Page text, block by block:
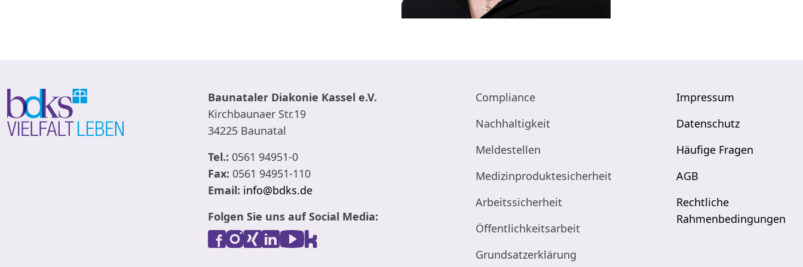
Baunataler Diakonie Kassel e.V.
Kirchbaunaer Str.19
34225 Baunatal
Tel.: 0561 94951-0
Fax: 0561 94951-110
Email: info@bdks.de
Folgen Sie uns auf Social Media:
Compliance
Nachhaltigkeit
Meldestellen
Medizinproduktesicherheit
Arbeitssicherheit
Öffentlichkeitsarbeit
Grundsatzerklärung
Impressum
Datenschutz
Häufige Fragen
AGB
Rechtliche
Rahmenbedingungen